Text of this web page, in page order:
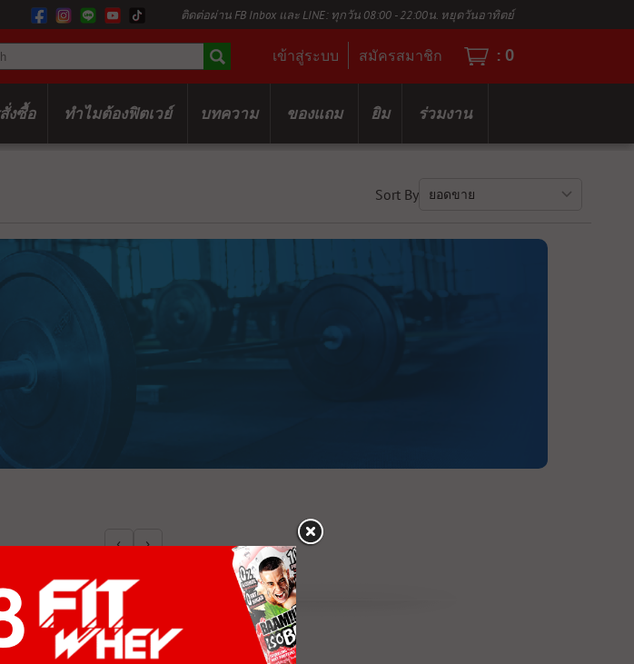
ติดต่อผ่าน FB Inbox และ LINE: ทุกวัน 08:00 - 22:00น. หยุดวันอาทิตย์
เข้าสู่ระบบ สมัครสมาชิก : 0
งซื้อ ทำไมต้องฟิตเวย์ บทความ ของแถม ยิม ร่วมงาน
Sort By
‹ ›